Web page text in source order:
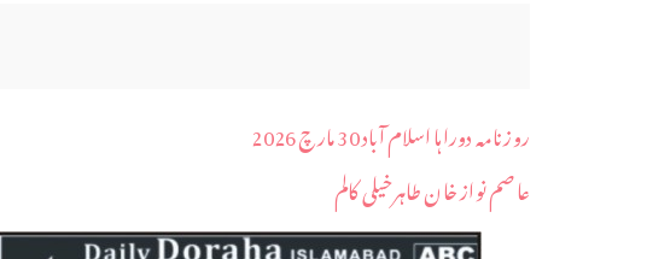
روزنامہ دوراہا اسلام آباد 30 مارچ 2026
عاصم نواز خان طاہرخیلی کالم